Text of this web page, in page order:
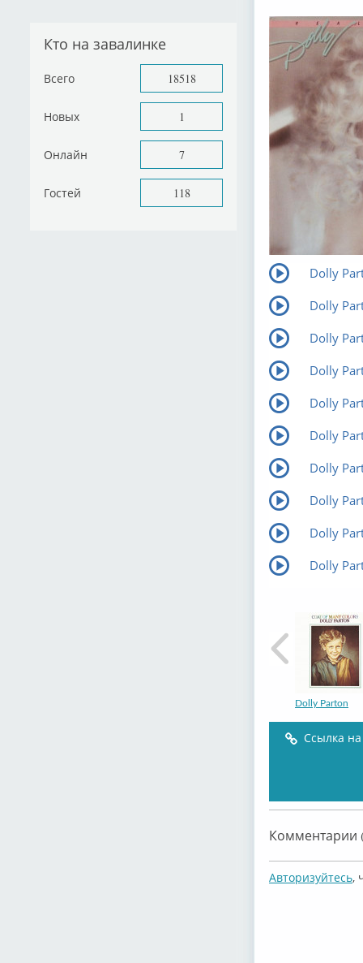
Кто на завалинке
Всего 18518
Новых 1
Онлайн 7
Гостей 118
Dolly
Dolly
Dolly
Dolly
Dolly
Dolly
Dolly
Dolly
Dolly
Dolly
Dolly Parton
Ссылка
Комментарии
Авторизуйтесь,